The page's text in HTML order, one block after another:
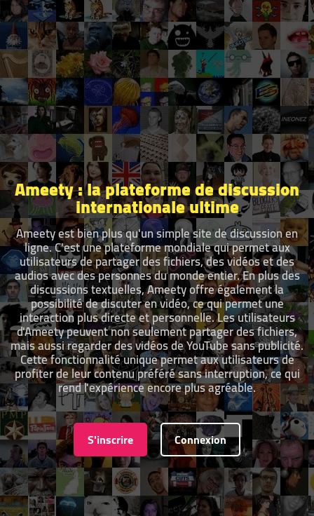
Ameety : la plateforme de discussion
internationale ultime
Ameety est bien plus qu'un simple site de discussion en
ligne. C'est une plateforme mondiale qui permet aux
utilisateurs de partager des fichiers, des vidéos et des
audios avec des personnes du monde entier. En plus des
discussions textuelles, Ameety offre également la
possibilité de discuter en vidéo, ce qui permet une
interaction plus directe et personnelle. Les utilisateurs
d'Ameety peuvent non seulement partager des fichiers,
mais aussi regarder des vidéos de YouTube sans publicité.
Cette fonctionnalité unique permet aux utilisateurs de
profiter de leur contenu préféré sans interruption, ce qui
rend l'expérience encore plus agréable.
S'inscrire Connexion